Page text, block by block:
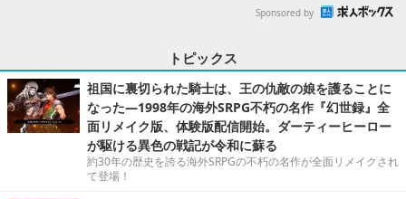
Sponsored by
トピックス
祖国に裏切られた騎士は、王の仇敵の娘を護ることに
なった―1998年の海外SRPG不朽の名作『幻世録』全
面リメイク版、体験版配信開始。ダーティーヒーロー
が駆ける異色の戦記が令和に蘇る
約30年の歴史を誇る海外SRPGの不朽の名作が全面リメイクされ
て登場！